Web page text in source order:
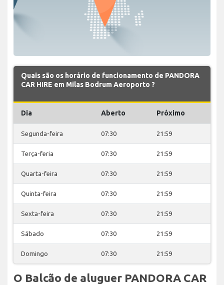
Quais são os horário de funcionamento de PANDORA
CAR HIRE em Milas Bodrum Aeroporto ?
Dia Aberto Próximo
Segunda-feira 07:30 21:59
Terça-feria 07:30 21:59
Quarta-feira 07:30 21:59
Quinta-feira 07:30 21:59
Sexta-feira 07:30 21:59
Sábado 07:30 21:59
Domingo 07:30 21:59
O Balcão de aluguer PANDORA CAR